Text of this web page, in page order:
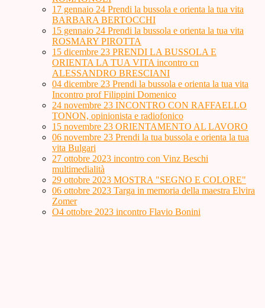
17 gennaio 24 Prendi la bussola e orienta la tua vita
BARBARA BERTOCCHI
15 gennaio 24 Prendi la bussola e orienta la tua vita
ROSMARY PIROTTA
15 dicembre 23 PRENDI LA BUSSOLA E
ORIENTA LA TUA VITA incontro cn
ALESSANDRO BRESCIANI
04 dicembre 23 Prendi la bussola e orienta la tua vita
Incontro prof Filippini Domenico
24 novembre 23 INCONTRO CON RAFFAELLO
TONON, opinionista e radiofonico
15 novembre 23 ORIENTAMENTO AL LAVORO
06 novembre 23 Prendi la tua bussola e orienta la tua
vita Bulgari
27 ottobre 2023 incontro con Vinz Beschi
multimedialità
29 ottobre 2023 MOSTRA "SEGNO E COLORE"
06 ottobre 2023 Targa in memoria della maestra Elvira
Zomer
O4 ottobre 2023 incontro Flavio Bonini